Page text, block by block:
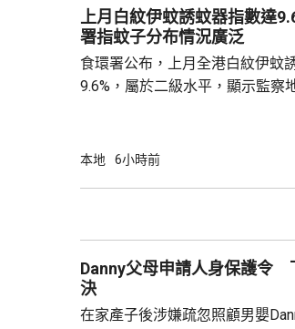
上月白紋伊蚊誘蚊器指數達
署指蚊子分布情況廣泛
食環署公布，上月全港白紋伊蚊
9.6%，屬於二級水平，顯示監察
德、長沙灣及馬鞍山，大多位於
加強防蚊及滅蚊工作；原先在分
達20%時啓動的強化控蚊工...
本地 6小時前
Danny父母申請人身保護令
決
在家產子後涉嫌疏忽照顧男嬰